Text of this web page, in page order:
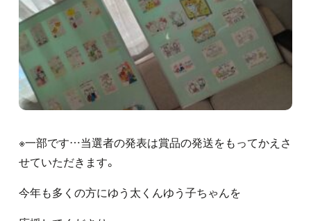
※一部です…当選者の発表は賞品の発送をもってかえさ
せていただきます。
今年も多くの方にゆう太くんゆう子ちゃんを